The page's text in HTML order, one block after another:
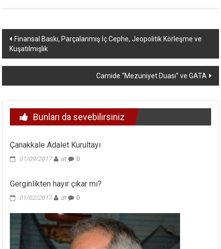
Yazı
dolaşımı
Finansal Baskı, Parçalanmış İç Cephe, Jeopolitik Körleşme ve
Kuşatılmışlık
Camide “Mezuniyet Duası” ve GATA
Bunları da sevebilirsiniz
Çanakkale Adalet Kurultayı
01/09/2017 dt 0
Gerginlikten hayır çıkar mı?
01/02/2017 dt 0